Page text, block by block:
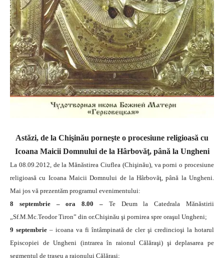
Astăzi, de la Chişinău porneşte o procesiune religioasă cu
Icoana Maicii Domnului de la Hârbovăţ, până la Ungheni
La 08.09.2012, de la Mănăstirea Ciuflea (Chişinău), va porni o procesiune
religioasă cu Icoana Maicii Domnului de la Hârbovăţ, până la Ungheni.
Mai jos vă prezentăm programul evenimentului:
8 septembrie – ora 8.00 – Te Deum la Catedrala Mănăstirii
„Sf.M.Mc.Teodor Tiron” din or.Chişinău şi pornirea spre oraşul Ungheni;
9 septembrie – icoana va fi întâmpinată de cler şi credincioşi la hotarul
Episcopiei de Ungheni (intrarea în raionul Călăraşi) şi deplasarea pe
segmentul de traseu a raionului Călăraşi;